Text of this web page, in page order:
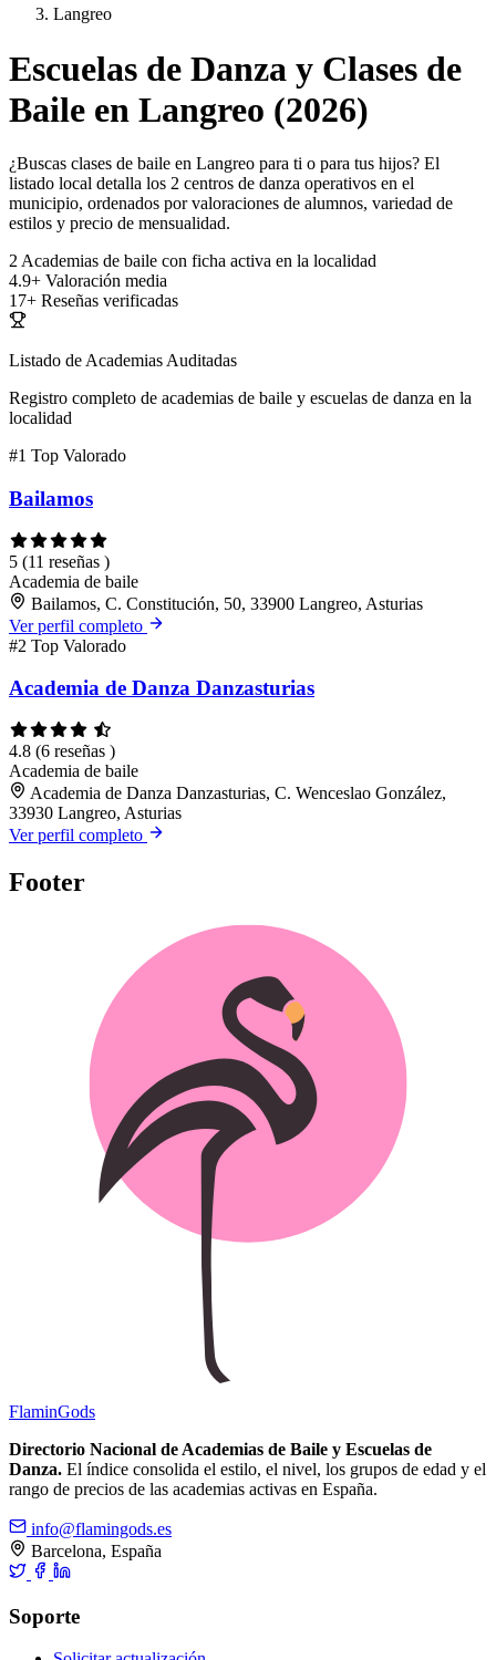
Langreo
Escuelas de Danza y Clases de
Baile en Langreo (2026)
¿Buscas clases de baile en Langreo para ti o para tus hijos? El
listado local detalla los 2 centros de danza operativos en el
municipio, ordenados por valoraciones de alumnos, variedad de
estilos y precio de mensualidad.
2 Academias de baile con ficha activa en la localidad
4.9+ Valoración media
17+ Reseñas verificadas
Listado de Academias Auditadas
Registro completo de academias de baile y escuelas de danza en la
localidad
#1 Top Valorado
Bailamos
5 (11 reseñas )
Academia de baile
Bailamos, C. Constitución, 50, 33900 Langreo, Asturias
Ver perfil completo
#2 Top Valorado
Academia de Danza Danzasturias
4.8 (6 reseñas )
Academia de baile
Academia de Danza Danzasturias, C. Wenceslao González,
33930 Langreo, Asturias
Ver perfil completo
Footer
FlaminGods
Directorio Nacional de Academias de Baile y Escuelas de
Danza. El índice consolida el estilo, el nivel, los grupos de edad y el
rango de precios de las academias activas en España.
info@flamingods.es
Barcelona, España
Soporte